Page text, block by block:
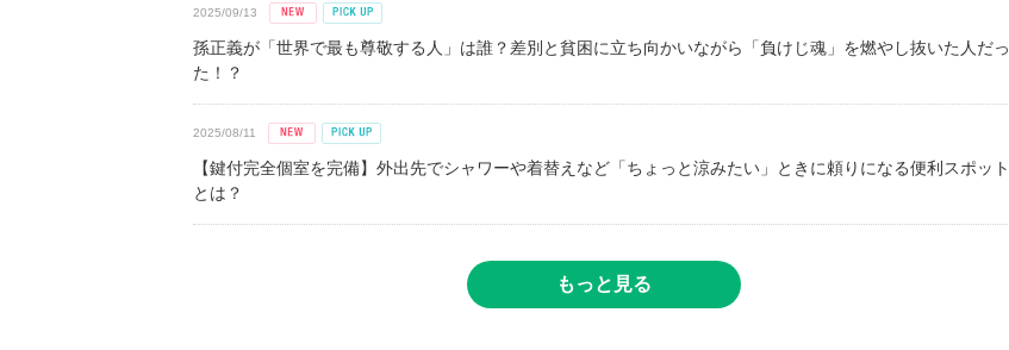
2025/09/13
孫正義が「世界で最も尊敬する人」は誰？差別と貧困に立ち向かいながら「負けじ魂」を燃やし抜いた人だっ
た！？
2025/08/11
【鍵付完全個室を完備】外出先でシャワーや着替えなど「ちょっと涼みたい」ときに頼りになる便利スポット
とは？
もっと見る